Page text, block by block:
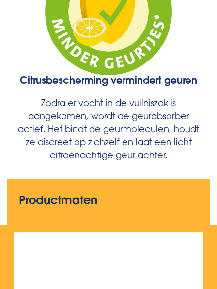
Citrusbescherming vermindert geuren
Zodra er vocht in de vuilniszak is
aangekomen, wordt de geurabsorber
actief. Het bindt de geurmoleculen, houdt
ze discreet op zichzelf en laat een licht
citroenachtige geur achter.
Productmaten